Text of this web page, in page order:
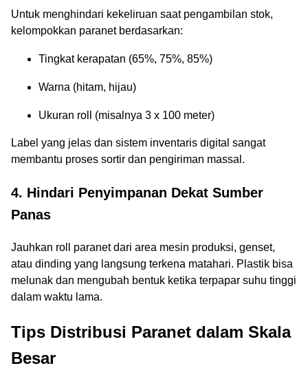
Untuk menghindari kekeliruan saat pengambilan stok,
kelompokkan paranet berdasarkan:
Tingkat kerapatan (65%, 75%, 85%)
Warna (hitam, hijau)
Ukuran roll (misalnya 3 x 100 meter)
Label yang jelas dan sistem inventaris digital sangat
membantu proses sortir dan pengiriman massal.
4. Hindari Penyimpanan Dekat Sumber
Panas
Jauhkan roll paranet dari area mesin produksi, genset,
atau dinding yang langsung terkena matahari. Plastik bisa
melunak dan mengubah bentuk ketika terpapar suhu tinggi
dalam waktu lama.
Tips Distribusi Paranet dalam Skala
Besar